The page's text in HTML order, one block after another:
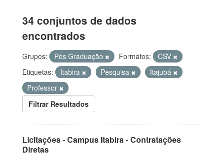
34 conjuntos de dados
encontrados
Grupos: Pós Graduação Formatos:
CSV
Etiquetas:
Itabira Pesquisa
Itajubá
Professor
Filtrar Resultados
Licitações - Campus Itabira - Contratações
Diretas